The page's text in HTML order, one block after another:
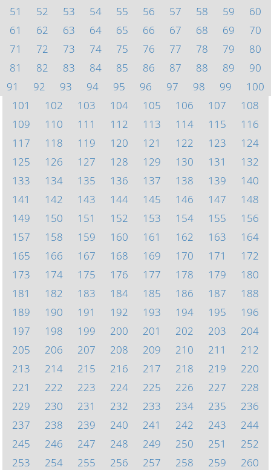
51
52 53 54 55 56 57 58 59
60
61
62 63 64 65 66 67 68 69
70
71
72 73 74 75 76 77 78 79
80
81
82 83 84 85 86 87 88 89
90
91
92 93 94 95 96 97 98 99
100
101
102 103 104 105 106 107
108
109
110 111 112 113 114 115
116
117
118 119 120 121 122 123
124
125
126 127 128 129 130 131
132
133
134 135 136 137 138 139
140
141
142 143 144 145 146 147
148
149
150 151 152 153 154 155
156
157
158 159 160 161 162 163
164
165
166 167 168 169 170 171
172
173
174 175 176 177 178 179
180
181
182 183 184 185 186 187
188
189
190 191 192 193 194 195
196
197
198 199 200 201 202 203
204
205
206 207 208 209 210 211
212
213
214 215 216 217 218 219
220
221
222 223 224 225 226 227
228
229
230 231 232 233 234 235
236
237
238 239 240 241 242 243
244
245
246 247 248 249 250 251
252
253
254 255 256 257 258 259
260